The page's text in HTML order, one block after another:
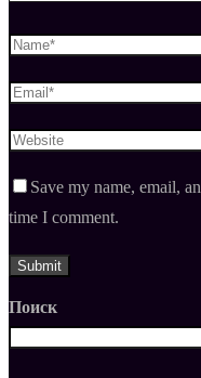
Save my name, email,
time I comment.
Поиск